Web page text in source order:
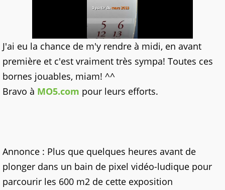
J'ai eu la chance de m'y rendre à midi, en avant
première et c'est vraiment très sympa! Toutes ces
bornes jouables, miam! ^^
Bravo à MO5.com pour leurs efforts.
Annonce : Plus que quelques heures avant de
plonger dans un bain de pixel vidéo-ludique pour
parcourir les 600 m2 de cette exposition